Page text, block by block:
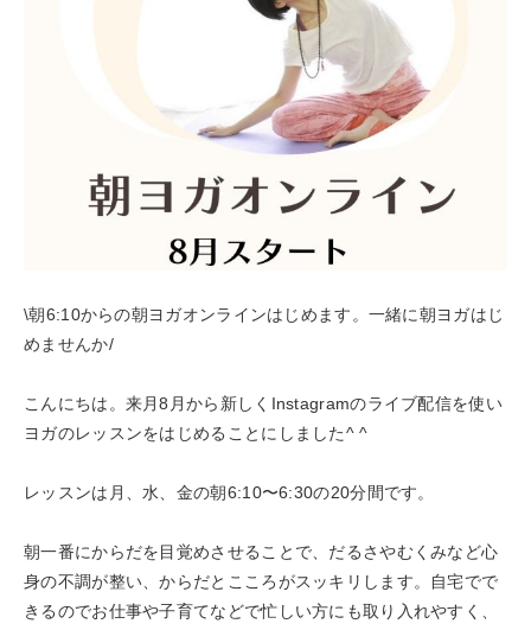
\朝6:10からの朝ヨガオンラインはじめます。一緒に朝ヨガはじ
めませんか/
こんにちは。来月8月から新しくInstagramのライブ配信を使い
ヨガのレッスンをはじめることにしました^ ^
レッスンは月、水、金の朝6:10〜6:30の20分間です。
朝一番にからだを目覚めさせることで、だるさやむくみなど心
身の不調が整い、からだとこころがスッキリします。自宅でで
きるのでお仕事や子育てなどで忙しい方にも取り入れやすく、